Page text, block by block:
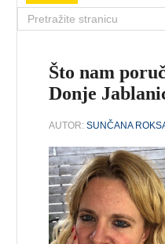
Što nam
Donje
AUTOR:SUNČANA